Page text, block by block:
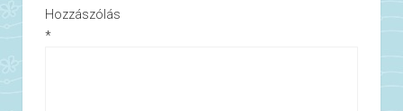
Hozzászólás
*